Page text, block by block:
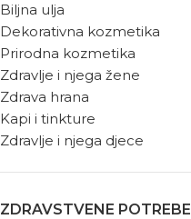
Biljna ulja
Dekorativna kozmetika
Prirodna kozmetika
Zdravlje i njega žene
Zdrava hrana
Kapi i tinkture
Zdravlje i njega djece
ZDRAVSTVENE POTREBE